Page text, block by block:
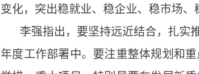
变化，突出稳就业、稳企业、稳市场
李强指出，要坚持远近结合，扎实
年度工作部署中。要注重整体规划和